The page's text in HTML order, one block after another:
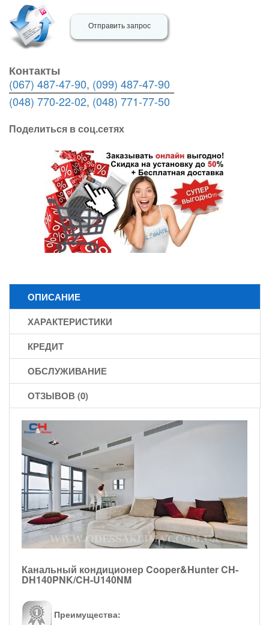
Отправить запрос
Контакты
(067) 487-47-90, (099) 487-47-90
(048) 770-22-02, (048) 771-77-50
Поделиться в соц.сетях
ОПИСАНИЕ
ХАРАКТЕРИСТИКИ
КРЕДИТ
ОБСЛУЖИВАНИЕ
ОТЗЫВОВ (0)
Канальный кондиционер Cooper&Hunter CH-
DH140PNK/CH-U140NM
Преимущества: